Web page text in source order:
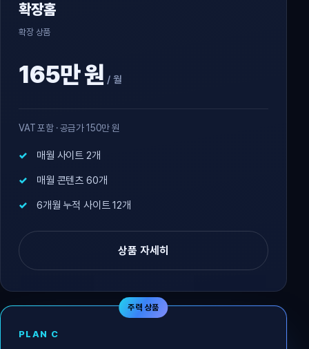
확장홈
확장 상품
165만 원 / 월
VAT 포함 · 공급가 150만 원
매월 사이트 2개
매월 콘텐츠 60개
6개월 누적 사이트 12개
상품 자세히
주력 상품
PLAN C